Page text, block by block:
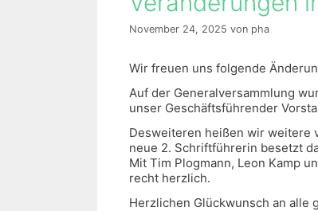
November 24, 2025 von pha
Wir freuen uns folgende
Auf der Generalversammlung
unser Geschäftsführender
Desweiteren heißen wir weitere
neue 2. Schriftführerin besetzt
Mit Tim Plogmann, Leon Kamp
recht herzlich.
Herzlichen Glückwunsch an alle